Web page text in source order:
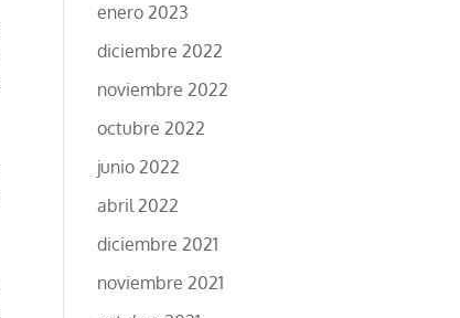
enero 2023
diciembre 2022
noviembre 2022
octubre 2022
junio 2022
abril 2022
diciembre 2021
noviembre 2021